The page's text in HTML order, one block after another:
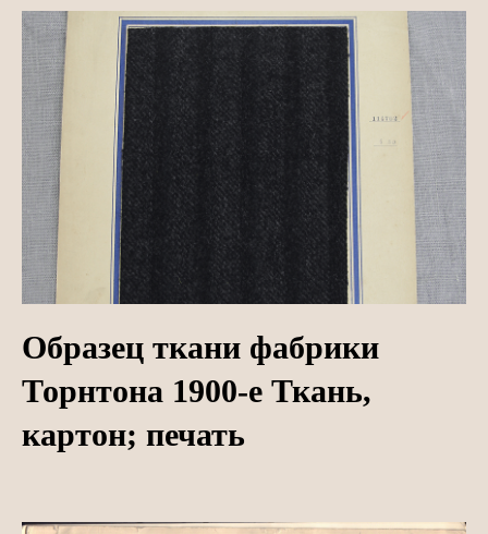
Образец ткани фабрики
Торнтона 1900-е Ткань,
картон; печать